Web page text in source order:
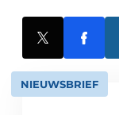
NIEUWSBRIEF